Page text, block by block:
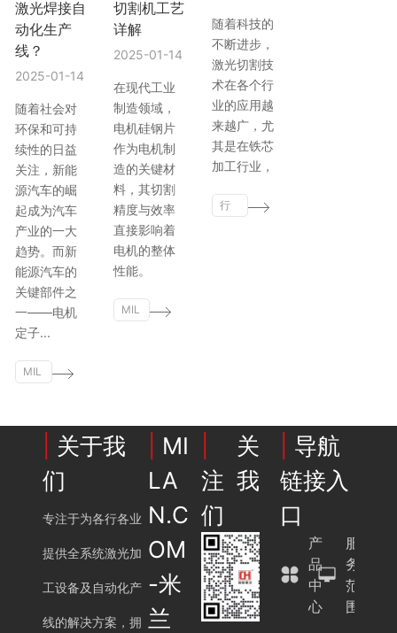
激光焊接自
动化生产
线？
2025-01-14
随着社会对
环保和可持
续性的日益
关注，新能
源汽车的崛
起成为汽车
产业的一大
趋势。而新
能源汽车的
关键部件之
一——电机
定子...
MIL
切割机工艺
详解
2025-01-14
在现代工业
制造领域，
电机硅钢片
作为电机制
造的关键材
料，其切割
精度与效率
直接影响着
电机的整体
性能。
MIL
随着科技的
不断进步，
激光切割技
术在各个行
业的应用越
来越广，尤
其是在铁芯
加工行业，
行
关于我
们
专注于为各行各业
提供全系统激光加
工设备及自动化产
线的解决方案，拥
MI
LA
N.C
OM
-米
兰
关
注我
们
导航
链接入
口
产
品
中
心
服
务
范
围